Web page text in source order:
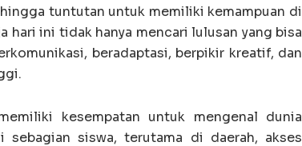
tuntutan untuk memiliki kemampuan di
hari ini tidak hanya mencari lulusan yang bisa
beradaptasi, berpikir kreatif, dan
kesempatan untuk mengenal dunia
sebagian siswa, terutama di daerah, akses